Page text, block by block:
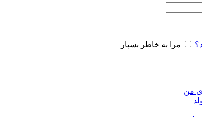
مرا به خاطر بسپار
من